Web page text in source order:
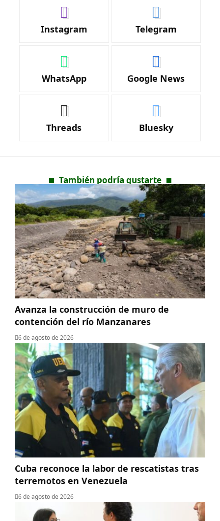
Instagram Telegram
WhatsApp Google News
Threads Bluesky
También podría gustarte
Avanza la construcción de muro de
contención del río Manzanares
6 de agosto de 2026
Cuba reconoce la labor de rescatistas tras
terremotos en Venezuela
6 de agosto de 2026